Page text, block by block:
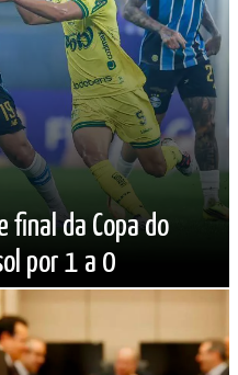
final da Copa do
por 1 a 0